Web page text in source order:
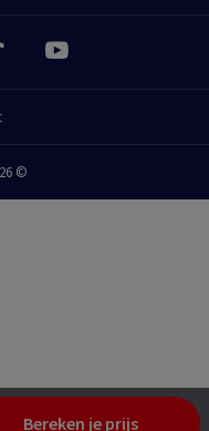
als particulier
Bereken je prijs
©